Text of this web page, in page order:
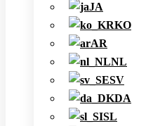
JA
KO
AR
NL
SV
DA
SL